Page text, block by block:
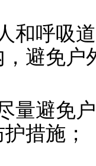
和呼吸
避免户
量避免
措施；